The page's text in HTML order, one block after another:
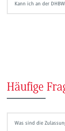
Kann ich an der
Häufige
Was sind die